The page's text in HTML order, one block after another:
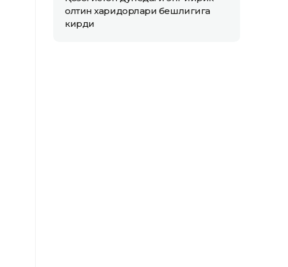
олтин харидорлари бешлигига
кирди